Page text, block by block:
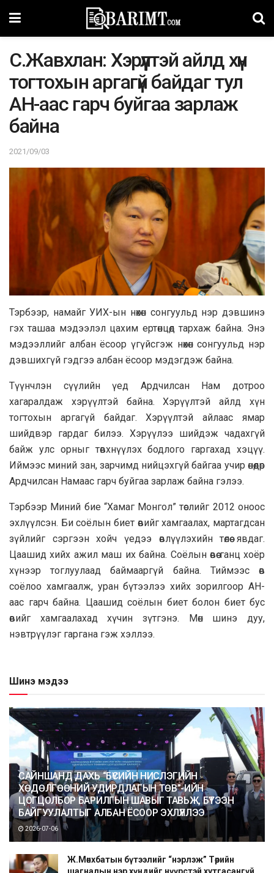
С.Жавхлан: Хэрүүлтэй айлд хүн
тогтохын аргагүй байдаг тул
АН-аас гарч буйгаа зарлаж
байна
2021/09/03
Тэрбээр, намайг УИХ-ын нөхөн сонгуульд нэр дэвшинэ
гэх ташаа мэдээлэл цахим ертөнцөд тархаж байна. Энэ
мэдээллийг албан ёсоор үгүйсгэж нөхөн сонгуульд нэр
дэвшихгүй гэдгээ албан ёсоор мэдэгдэж байна.
Түүнчлэн сүүлийн үед Ардчилсан Нам дотроо
хагаралдаж хэрүүлтэй байна. Хэрүүлтэй айлд хүн
тогтохын аргагүй байдаг. Хэрүүлтэй айлаас ямар
шийдвэр гардаг билээ. Хэрүүлээ шийдэж чадахгүй
байж улс орныг төвхнүүлэх бодлого гаргахад хэцүү.
Иймээс миний зан, зарчимд нийцэхгүй байгаа учир өнөөдөр
Ардчилсан Намаас гарч буйгаа зарлаж байна гэлээ.
Тэрбээр Миний бие “Хамаг Монгол” төслийг 2012 оноос
эхлүүлсэн. Би соёлын биет өвийг хамгаалах, мартагдсан
зүйлийг сэргээн хойч үедээ өвлүүлэхийн төлөө явдаг.
Цаашид хийх ажил маш их байна. Соёлын өвөө ганц хоёр
хүнээр тоглуулаад баймааргүй байна. Тиймээс өв
соёлоо хамгаалж, уран бүтээлээ хийх зорилгоор АН-
аас гарч байна. Цаашид соёлын биет болон биет бус
өвийг хамгаалахад хүчин зүтгэнэ. Мөн шинэ дуу,
нэвтрүүлэг гаргана гэж хэллээ.
Шинэ мэдээ
САЙНШАНД ДАХЬ “БҮСИЙН НИСЛЭГИЙН
ХӨДӨЛГӨӨНИЙ УДИРДЛАГЫН ТӨВ”-ИЙН
ЦОГЦОЛБОР БАРИЛГЫН ШАВЫГ ТАВЬЖ, БҮТЭЭН
БАЙГУУЛАЛТЫГ АЛБАН ЁСООР ЭХЛҮҮЛЛЭЭ
2026-07-06
Ж.Мөнхбатын бүтээлийг “нэрлэж” Төрийн
шагналын нэр хүндийг нүүрстэй хутгасангүй